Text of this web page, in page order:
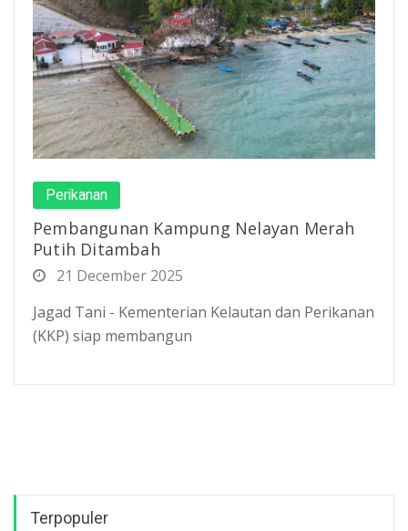
Perikanan
Pembangunan Kampung Nelayan Merah
Putih Ditambah
21 December 2025
Jagad Tani - Kementerian Kelautan dan Perikanan
(KKP) siap membangun
Terpopuler